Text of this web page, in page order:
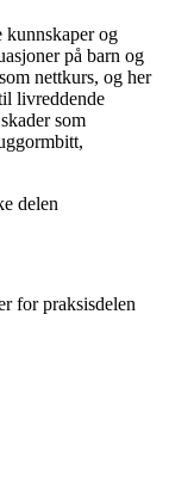
kunnskaper og
på barn og
nettkurs, og her
livreddende
som
delen
for praksisdelen